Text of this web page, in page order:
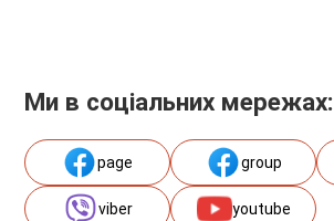
Ми в соціальних мережах:
page group
viber youtube